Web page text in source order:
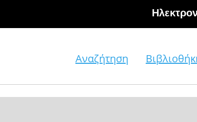
Αναζήτηση